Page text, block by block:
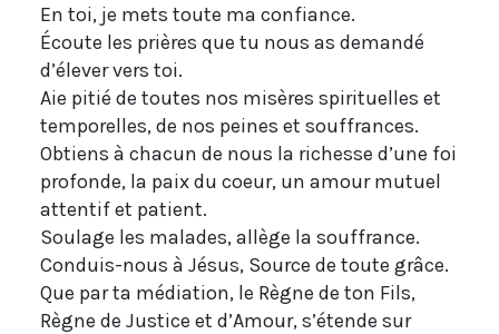
En toi, je mets toute ma confiance.
Écoute les prières que tu nous as demandé
d’élever vers toi.
Aie pitié de toutes nos misères spirituelles et
temporelles, de nos peines et souffrances.
Obtiens à chacun de nous la richesse d’une foi
profonde, la paix du coeur, un amour mutuel
attentif et patient.
Soulage les malades, allège la souffrance.
Conduis-nous à Jésus, Source de toute grâce.
Que par ta médiation, le Règne de ton Fils,
Règne de Justice et d’Amour, s’étende sur